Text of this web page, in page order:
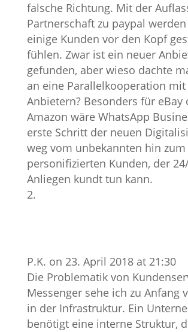
falsche Richtung. Mit der
Partnerschaft zu paypal
einige Kunden vor den Kopf
fühlen. Zwar ist ein neuer
gefunden, aber wieso dachte
an eine Parallelkooperation
Anbietern? Besonders für eBay
Amazon wäre WhatsApp
erste Schritt der neuen
weg vom unbekannten hin zum
personifizierten Kunden, der
Anliegen kundt tun kann.
P.K. on 23. April 2018 at 21:30
Die Problematik von
Messenger sehe ich zu Anfang
in der Infrastruktur. Ein
benötigt eine interne Struktur,